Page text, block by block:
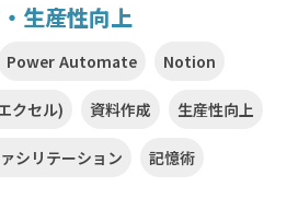
生産性向上
Power Automate Notion
クセル) 資料作成 生産性向上
シリテーション 記憶術